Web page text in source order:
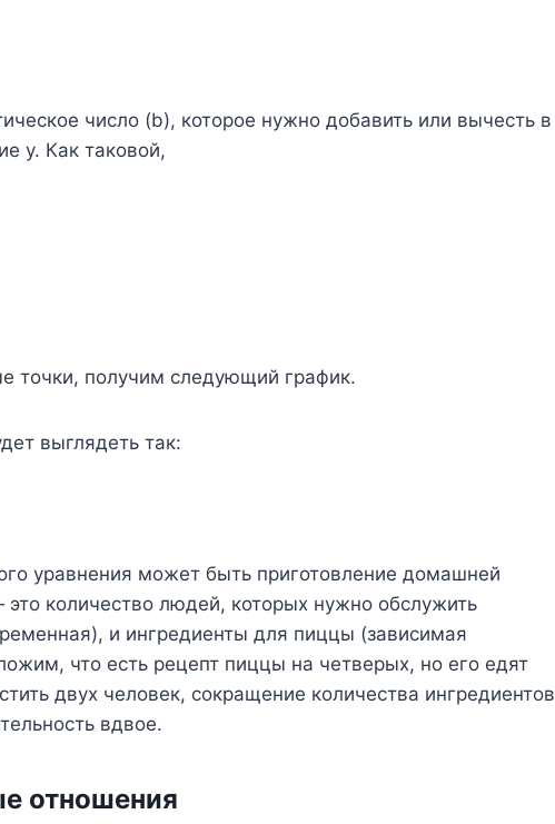
число (b), которое нужно добавить или вычесть в
y. Как таковой,
точки, получим следующий график.
выглядеть так:
уравнения может быть приготовление домашней
количество людей, которых нужно обслужить
и ингредиенты для пиццы (зависимая
что есть рецепт пиццы на четверых, но его едят
двух человек, сокращение количества ингредиентов
вдвое.
отношения